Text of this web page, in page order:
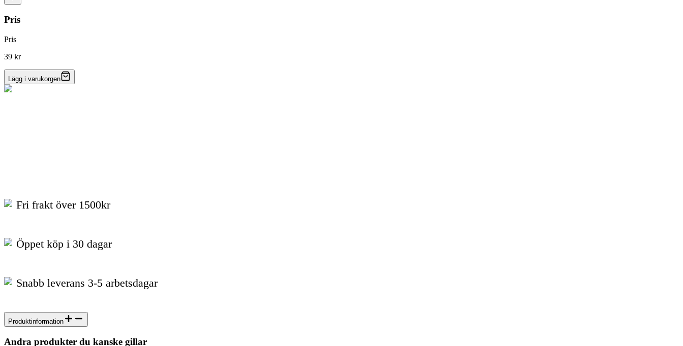
Pris
Pris
39 kr
Lägg i varukorgen
Fri frakt över 1500kr
Öppet köp i 30 dagar
Snabb leverans 3-5 arbetsdagar
Produktinformation
Andra produkter du kanske gillar